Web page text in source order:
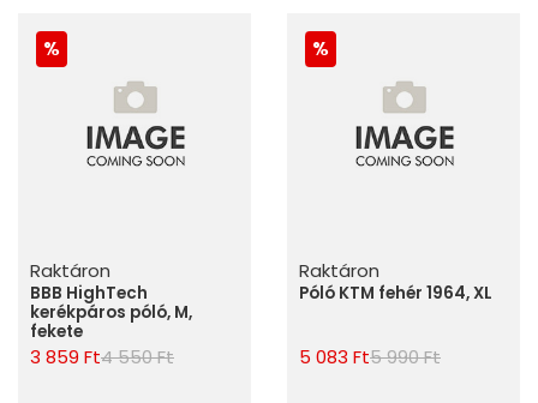
Raktáron
BBB HighTech
kerékpáros póló, M,
fekete
3 859 Ft4 550 Ft
Raktáron
Póló KTM fehér 1964, XL
5 083 Ft5 990 Ft